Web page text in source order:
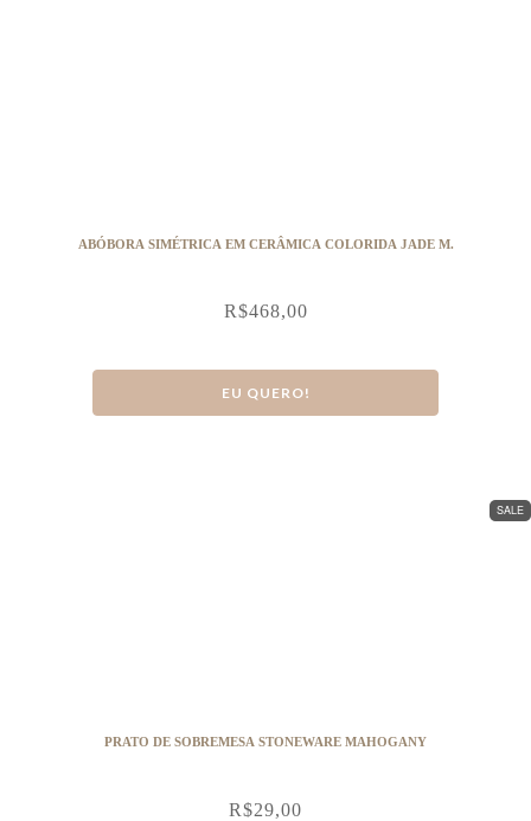
ABÓBORA SIMÉTRICA EM CERÂMICA COLORIDA JADE M.
R$468,00
EU QUERO!
SALE
PRATO DE SOBREMESA STONEWARE MAHOGANY
R$29,00